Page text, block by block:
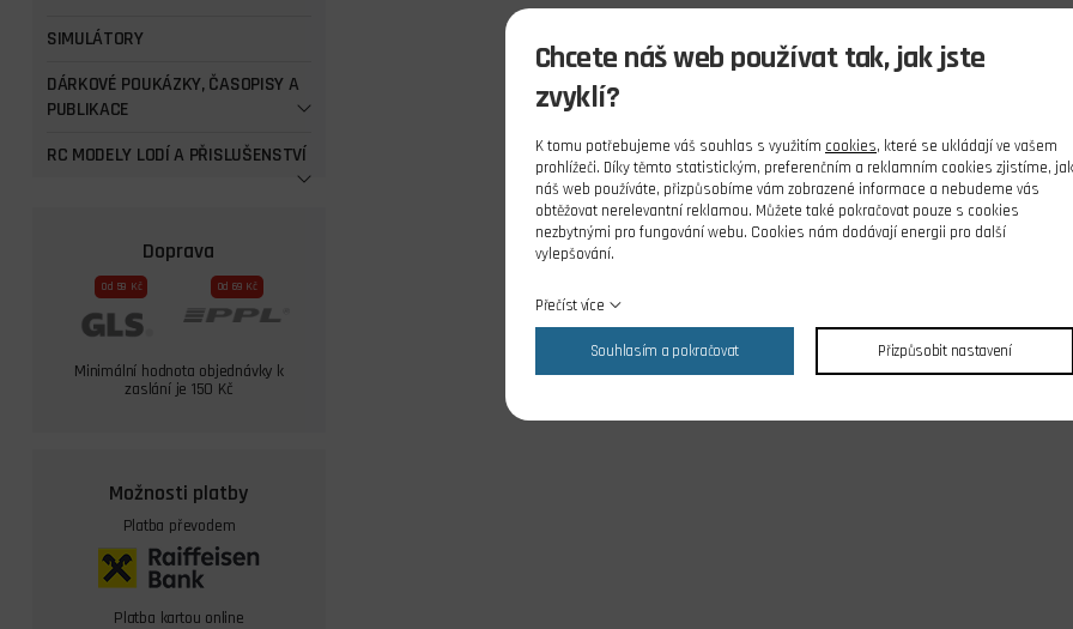
SIMULÁTORY
DÁRKOVÉ POUKÁZKY, ČASOPISY A
PUBLIKACE
RC MODELY LODÍ A PŘISLUŠENSTVÍ
Doprava
Od 59 Kč Od 69 Kč
Minimální hodnota objednávky k
zaslání je 150 Kč
Možnosti platby
Platba převodem
Platba kartou online
Chcete náš web používat tak, jak jste
zvyklí?
K tomu potřebujeme váš souhlas s využitím cookies, které se ukládají ve vašem
prohlížeči. Díky těmto statistickým, preferenčním a reklamním cookies zjistíme, jak
náš web používáte, přizpůsobíme vám zobrazené informace a nebudeme vás
obtěžovat nerelevantní reklamou. Můžete také pokračovat pouze s cookies
nezbytnými pro fungování webu. Cookies nám dodávají energii pro další
vylepšování.
Přečíst více
Souhlasím a pokračovat Přizpůsobit nastavení